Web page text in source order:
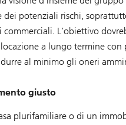
dei potenziali rischi,
L’obiettivo
a lungo termine con
al minimo gli oneri
giusto
plurifamiliare o di un